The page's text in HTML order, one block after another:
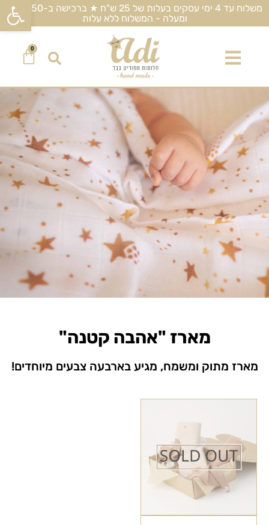
פתחמשלוח עד 4 ימי עסקים בעלות של 25 ש"ח ★ ברכישה ב-450 ש"ח
ומעלה - המשלוח ללא עלות
0
מארז "אהבה קטנה"
מארז מתוק ומשמח, מגיע בארבעה צבעים מיוחדים!